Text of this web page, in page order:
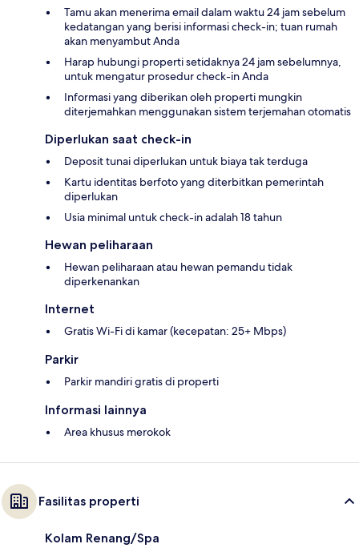
Tamu akan menerima email dalam waktu 24 jam sebelum
kedatangan yang berisi informasi check-in; tuan rumah
akan menyambut Anda
Harap hubungi properti setidaknya 24 jam sebelumnya,
untuk mengatur prosedur check-in Anda
Informasi yang diberikan oleh properti mungkin
diterjemahkan menggunakan sistem terjemahan otomatis
Diperlukan saat check-in
Deposit tunai diperlukan untuk biaya tak terduga
Kartu identitas berfoto yang diterbitkan pemerintah
diperlukan
Usia minimal untuk check-in adalah 18 tahun
Hewan peliharaan
Hewan peliharaan atau hewan pemandu tidak
diperkenankan
Internet
Gratis Wi-Fi di kamar (kecepatan: 25+ Mbps)
Parkir
Parkir mandiri gratis di properti
Informasi lainnya
Area khusus merokok
Fasilitas properti
Kolam Renang/Spa